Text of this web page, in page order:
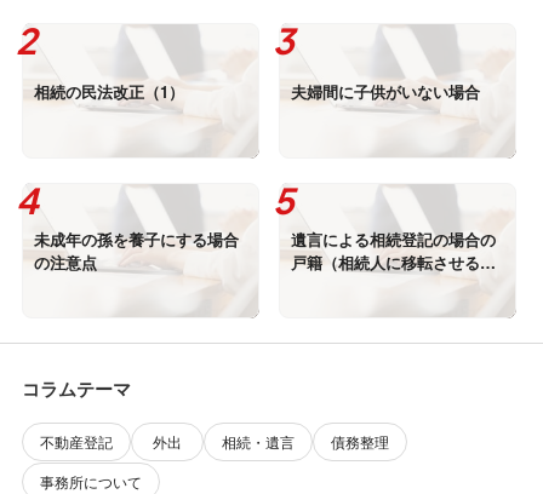
相続の民法改正（1） 夫婦間に子供がいない場合
未成年の孫を養子にする場合
の注意点
遺言による相続登記の場合の
戸籍（相続人に移転させる場
コラムテーマ
不動産登記 外出 相続・遺言
債務整理
事務所について